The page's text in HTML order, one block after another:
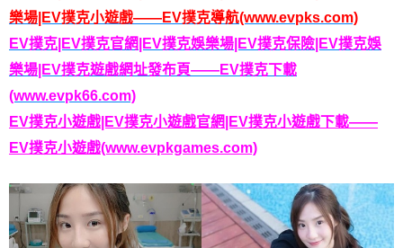
樂場|EV撲克小遊戲——EV撲克導航(www.evpks.com)
EV撲克|EV撲克官網|EV撲克娛樂場|EV撲克保險|EV撲克娛
樂場|EV撲克遊戲網址發布頁——EV撲克下載
(www.evpk66.com)
EV撲克小遊戲|EV撲克小遊戲官網|EV撲克小遊戲下載——
EV撲克小遊戲(www.evpkgames.com)